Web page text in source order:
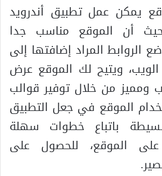
يمكن عمل تطبيق أندرويد
حيث أن الموقع مناسب جدا
الروابط المراد إضافتها إلى
ويتيح لك الموقع عرض
ومميز من خلال توفير قوالب
الموقع في جعل التطبيق
باتباع خطوات سهلة
الموقع، للحصول على